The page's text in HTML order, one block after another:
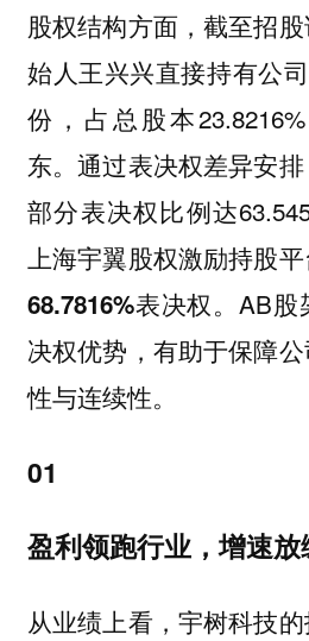
股权结构方面，截至招
始人王兴兴直接持有公
份，占总股本
东。通过表决权差异安
部分表决权比例达
上海宇翼股权激励持股
68.7816%表决权。 AB股
决权优势，有助于保障
性与连续性。
01
盈利领跑行业，增速
从业绩上看，宇树科技